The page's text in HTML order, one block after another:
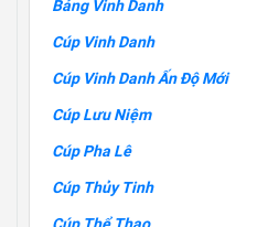
Bảng Vinh Danh
Cúp Vinh Danh
Cúp Vinh Danh Ấn Độ Mới
Cúp Lưu Niệm
Cúp Pha Lê
Cúp Thủy Tinh